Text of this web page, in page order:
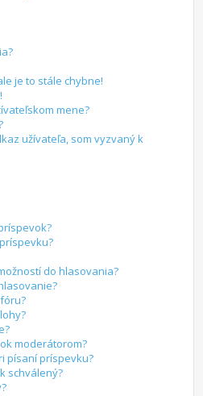
je to stále chybne!
mene?
užívateľa, som vyzvaný k
do hlasovania?
moderátorom?
písaní príspevku?
schválený?